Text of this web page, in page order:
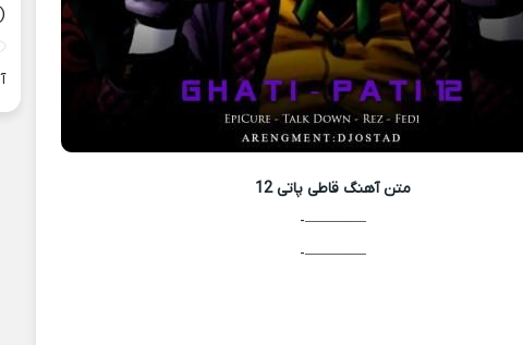
متن آهنگ قاطی پاتی 12
————-
————-